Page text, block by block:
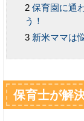
保育園に通
う！
新米ママは
保育士が解